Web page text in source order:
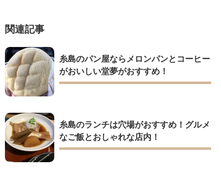
関連記事
糸島のパン屋ならメロンパンとコーヒー
がおいしい堂夢がおすすめ！
糸島のランチは穴場がおすすめ！グルメ
なご飯とおしゃれな店内！